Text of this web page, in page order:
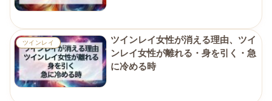
ツインレイ
ツインレイ女性が消える理由、ツイ
ンレイ女性が離れる・身を引く・急
に冷める時